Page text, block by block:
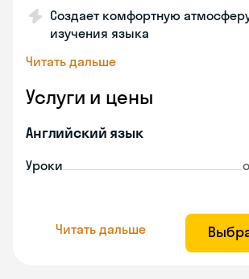
Создает комфортную
изучения языка
Читать дальше
Услуги и цены
Английский язык
Уроки
Читать дальше